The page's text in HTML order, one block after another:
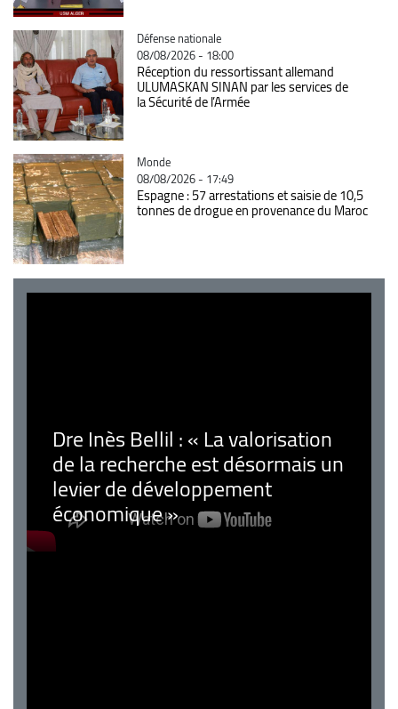
Catégorie
Défense nationale
08/08/2026 - 18:00
Réception du ressortissant allemand
ULUMASKAN SINAN par les services de
la Sécurité de l’Armée
Catégorie
Monde
08/08/2026 - 17:49
Espagne : 57 arrestations et saisie de 10,5
tonnes de drogue en provenance du Maroc
Dre Inès Bellil : « La valorisation
de la recherche est désormais un
levier de développement
économique »